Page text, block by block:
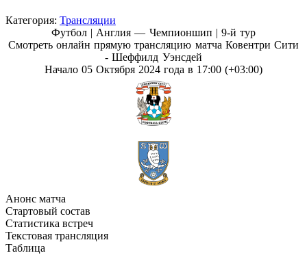
Категория: Трансляции
Футбол | Англия — Чемпионшип | 9-й тур
Смотреть онлайн прямую трансляцию матча Ковентри Сити
- Шеффилд Уэнсдей
Начало 05 Октября 2024 года в 17:00 (+03:00)
Анонс матча
Стартовый состав
Статистика встреч
Текстовая трансляция
Таблица